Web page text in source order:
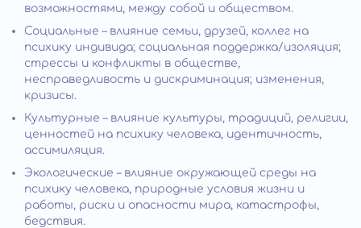
возможностями, между собой и обществом.
Социальные – влияние семьи, друзей, коллег на
психику индивида; социальная поддержка/изоляция;
стрессы и конфликты в обществе,
несправедливость и дискриминация; изменения,
кризисы.
Культурные – влияние культуры, традиций, религии,
ценностей на психику человека, идентичность,
ассимиляция.
Экологические – влияние окружающей среды на
психику человека, природные условия жизни и
работы, риски и опасности мира, катастрофы,
бедствия.